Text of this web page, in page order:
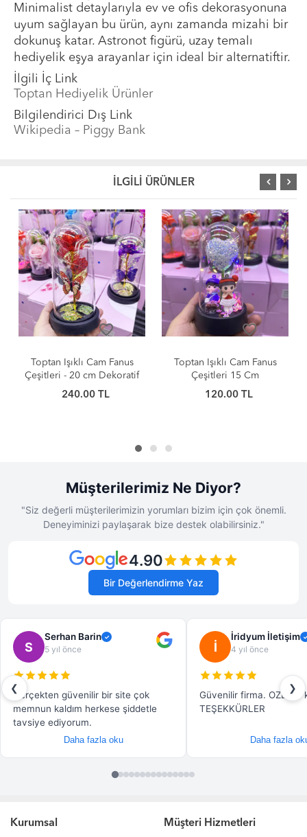
Minimalist detaylarıyla ev ve ofis dekorasyonuna
uyum sağlayan bu ürün, aynı zamanda mizahi bir
dokunuş katar. Astronot figürü, uzay temalı
hediyelik eşya arayanlar için ideal bir alternatiftir.
İlgili İç Link
Toptan Hediyelik Ürünler
Bilgilendirici Dış Link
Wikipedia – Piggy Bank
İLGİLİ ÜRÜNLER
favorite_border
Toptan Işıklı Cam Fanus
Çeşitleri - 20 cm Dekoratif
Model
240.00 TL
favorite_border
Toptan Işıklı Cam Fanus
Çeşitleri 15 Cm
120.00 TL
Kurumsal Müşteri Hizmetleri